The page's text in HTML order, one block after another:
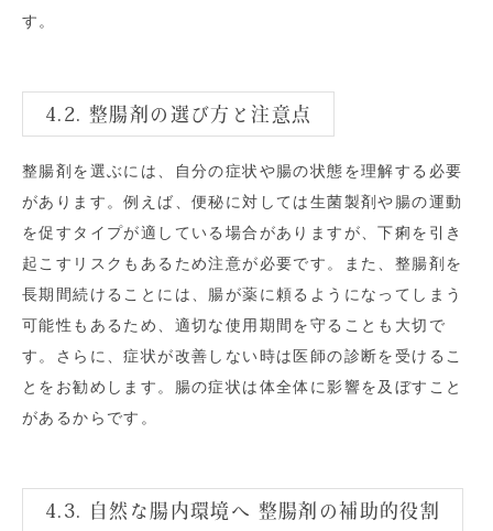
す。
4.2. 整腸剤の選び方と注意点
整腸剤を選ぶには、自分の症状や腸の状態を理解する必要
があります。例えば、便秘に対しては生菌製剤や腸の運動
を促すタイプが適している場合がありますが、下痢を引き
起こすリスクもあるため注意が必要です。また、整腸剤を
長期間続けることには、腸が薬に頼るようになってしまう
可能性もあるため、適切な使用期間を守ることも大切で
す。さらに、症状が改善しない時は医師の診断を受けるこ
とをお勧めします。腸の症状は体全体に影響を及ぼすこと
があるからです。
4.3. 自然な腸内環境へ 整腸剤の補助的役割